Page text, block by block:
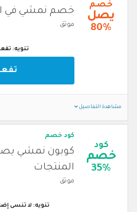
خصم
يصل
80%
خصم نمشي في
موثق
تنويه:
مشاهدة التفاصيل
كود
خصم
35%
كود خصم
المنتجات
موثق
تنويه: لا تنسى